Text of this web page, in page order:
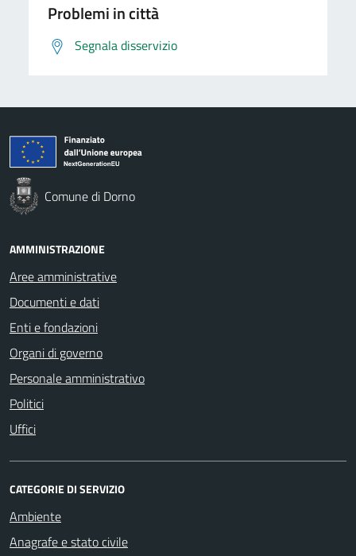
Problemi in città
Segnala disservizio
Comune di Dorno
AMMINISTRAZIONE
Aree amministrative
Documenti e dati
Enti e fondazioni
Organi di governo
Personale amministrativo
Politici
Uffici
CATEGORIE DI SERVIZIO
Ambiente
Anagrafe e stato civile